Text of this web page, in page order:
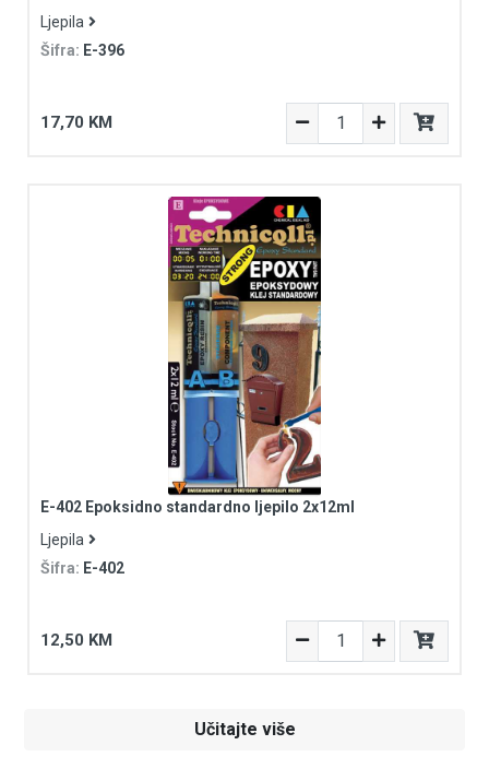
Ljepila
Šifra: E-396
17,70 KM
E-402 Epoksidno standardno ljepilo 2x12ml
Ljepila
Šifra: E-402
12,50 KM
Učitajte više